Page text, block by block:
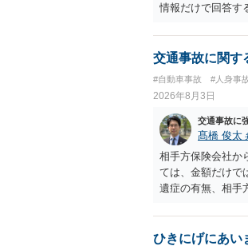
情報だけで回答す
交通事故に関す
#自動車事故 #人身事
2026年8月3日
交通事故に
髙橋 俊太
相手方保険会社か
ては、金額だけで
遺症の有無、相手
で、以下の資料・
会社から届いてい
ひきにげにあい